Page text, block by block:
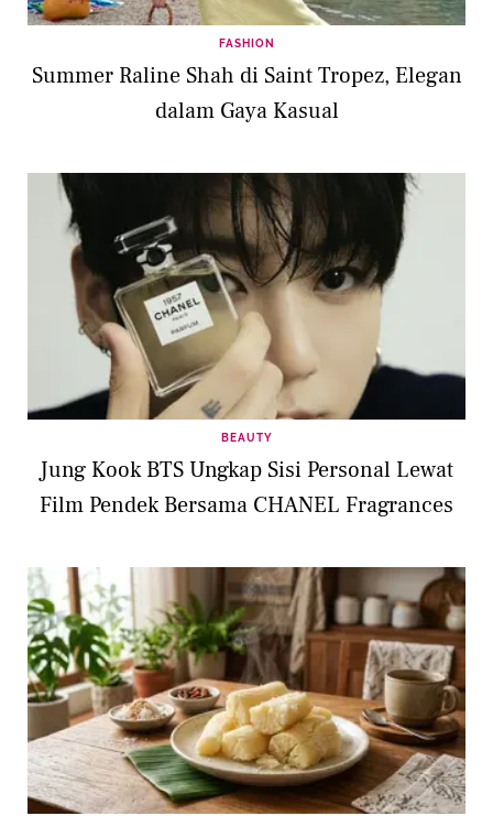
FASHION
Summer Raline Shah di Saint Tropez, Elegan
dalam Gaya Kasual
BEAUTY
Jung Kook BTS Ungkap Sisi Personal Lewat
Film Pendek Bersama CHANEL Fragrances